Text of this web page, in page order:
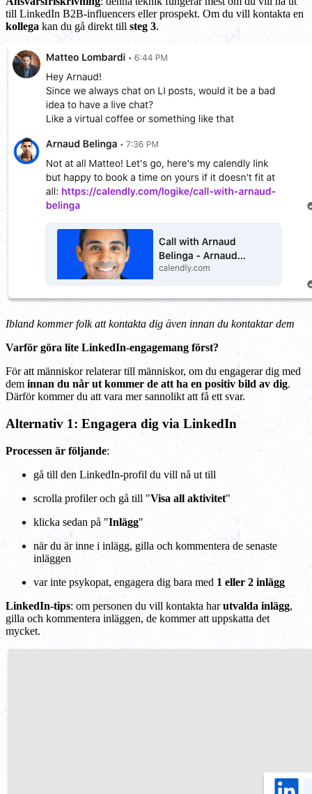
till LinkedIn B2B-influencers eller prospekt. Om du vill kontakta en
kollega kan du gå direkt till steg 3.
Ibland kommer folk att kontakta dig även innan du kontaktar dem
Varför göra lite LinkedIn-engagemang först?
För att människor relaterar till människor, om du engagerar dig med
dem innan du når ut kommer de att ha en positiv bild av dig.
Därför kommer du att vara mer sannolikt att få ett svar.
Alternativ 1: Engagera dig via LinkedIn
Processen är följande:
gå till den LinkedIn-profil du vill nå ut till
scrolla profiler och gå till "Visa all aktivitet"
klicka sedan på "Inlägg"
när du är inne i inlägg, gilla och kommentera de senaste
inläggen
var inte psykopat, engagera dig bara med 1 eller 2 inlägg
LinkedIn-tips: om personen du vill kontakta harutvalda inlägg,
gilla och kommentera inläggen, de kommer att uppskatta det
mycket.